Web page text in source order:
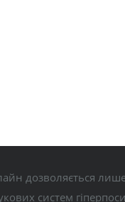
дозволяється
систем